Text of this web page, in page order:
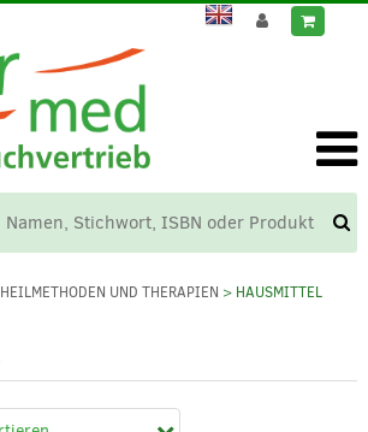
HEILMETHODEN UND THERAPIEN > HAUSMITTEL